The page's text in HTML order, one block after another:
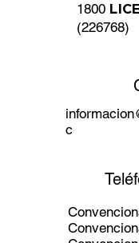
1800
(226768)
c